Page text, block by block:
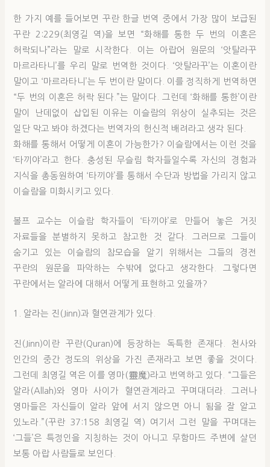
한 가지 예를 들어보면 꾸란 한글 번역 중에서 가장 많이 보급된
꾸란 2:229(최영길 역)을 보면 “화해를 통한 두 번의 이혼은
허락되나”라는 말로 시작한다. 이는 아랍어 원문의 ‘앗탈라꾸
마르라타니’를 우리 말로 번역한 것이다. ‘앗탈라꾸’는 이혼이란
말이고 ‘마르라타니’는 두 번이란 말이다. 이를 정직하게 번역하면
“두 번의 이혼은 허락 된다.”는 말이다. 그런데 ‘화해를 통한’이란
말이 난데없이 삽입된 이유는 이슬람의 위상이 실추되는 것은
일단 막고 봐야 하겠다는 번역자의 헌신적 배려라고 생각 된다.
화해를 통해서 어떻게 이혼이 가능한가? 이슬람에서는 이런 것을
‘타끼야’라고 한다. 충성된 무슬림 학자들일수록 자신의 경험과
지식을 총동원하여 ‘타끼야’를 통해서 수단과 방법을 가리지 않고
이슬람을 미화시키고 있다.
볼프 교수는 이슬람 학자들이 ‘타끼야’로 만들어 놓은 거짓
자료들을 분별하지 못하고 참고한 것 같다. 그러므로 그들이
숨기고 있는 이슬람의 참모습을 알기 위해서는 그들의 경전
꾸란의 원문을 파악하는 수밖에 없다고 생각한다. 그렇다면
꾸란에서는 알라에 대해서 어떻게 표현하고 있을까?
1. 알라는 진(Jinn)과 혈연관계가 있다.
진(Jinn)이란 꾸란(Quran)에 등장하는 독특한 존재다. 천사와
인간의 중간 정도의 위상을 가진 존재라고 보면 좋을 것이다.
그런데 최영길 역은 이를 영마(靈魔)라고 번역하고 있다. “그들은
알라(Allah)와 영마 사이가 혈연관계라고 꾸며대더라. 그러나
영마들은 자신들이 알라 앞에 서지 않으면 아니 됨을 잘 알고
있노라.”(꾸란 37:158 최영길 역) 여기서 그런 말을 꾸며대는
‘그들’은 특정인을 지칭하는 것이 아니고 무함마드 주변에 살던
보통 아랍 사람들로 보인다.